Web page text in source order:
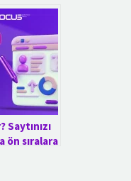
Saytınızı
ön sıralara